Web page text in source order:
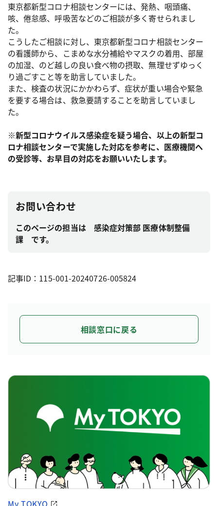
東京都新型コロナ相談センターには、発熱、咽頭痛、
咳、倦怠感、呼吸苦などのご相談が多く寄せられまし
た。
こうしたご相談に対し、東京都新型コロナ相談センター
の看護師から、こまめな水分補給やマスクの着用、部屋
の加湿、のど越しの良い食べ物の摂取、無理せずゆっく
り過ごすこと等を助言していました。
また、検査の状況にかかわらず、症状が重い場合や緊急
を要する場合は、救急要請することを助言していまし
た。
※新型コロナウイルス感染症を疑う場合、以上の新型コ
ロナ相談センターで実施した対応を参考に、医療機関へ
の受診等、お早目の対応をお願いいたします。
お問い合わせ
このページの担当は 感染症対策部 医療体制整備
課 です。
記事ID：115-001-20240726-005824
相談窓口に戻る
My TOKYO